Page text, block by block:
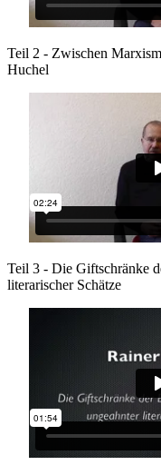
Teil 2 - Zwischen
Huchel
Teil 3 - Die Giftschränke
literarischer Schätze